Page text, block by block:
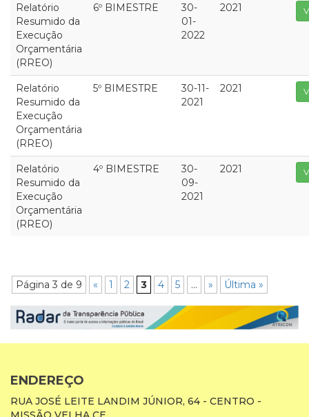
Relatório
Resumido da
Execução
Orçamentária
(RREO)
6º BIMESTRE
30-
01-
2022
2021
Relatório
Resumido da
Execução
Orçamentária
(RREO)
5º BIMESTRE
30-11-
2021
2021
Relatório
Resumido da
Execução
Orçamentária
(RREO)
4º BIMESTRE
30-
09-
2021
2021
Página 3 de 9 « 1 2 3 4 5 ... » Última »
ENDEREÇO
RUA JOSÉ LEITE LANDIM JÚNIOR, 64 - CENTRO -